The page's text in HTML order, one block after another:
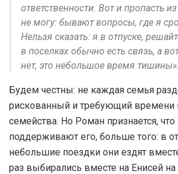
ответственности. Вот и пропасть
не могу: бывают вопросы, где я
Нельзя сказать: я в отпуске,
в поселках обычно есть связь, а
нет, это небольшое время тишины».
Будем честны: не каждая семья
рискованный и требующий времени
семейства. Но Роман признается,
поддерживают его, больше того: в
небольшие поездки они ездят
раз выбирались вместе на Енисей